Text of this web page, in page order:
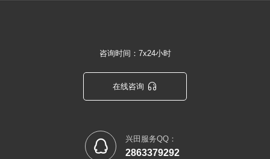
咨询时间：7x24小时
在线咨询 
 兴田服务QQ：
2863379292